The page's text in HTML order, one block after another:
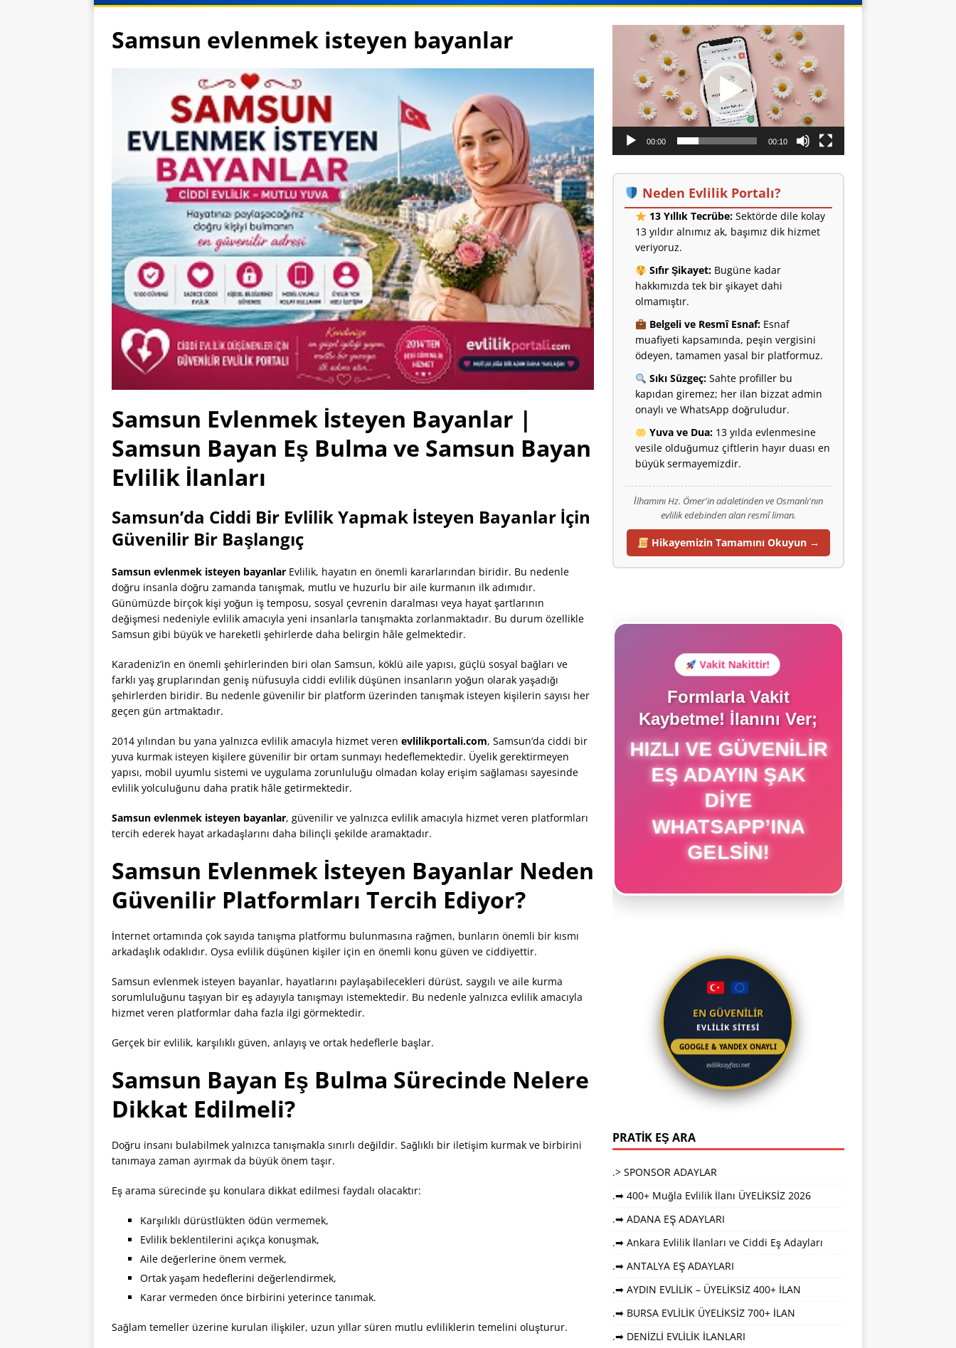
Samsun evlenmek isteyen bayanlar
Samsun Evlenmek İsteyen Bayanlar |
Samsun Bayan Eş Bulma ve Samsun Bayan
Evlilik İlanları
Samsun’da Ciddi Bir Evlilik Yapmak İsteyen Bayanlar İçin
Güvenilir Bir Başlangıç
Samsun evlenmek isteyen bayanlar Evlilik, hayatın en önemli kararlarından biridir. Bu nedenle
doğru insanla doğru zamanda tanışmak, mutlu ve huzurlu bir aile kurmanın ilk adımıdır.
Günümüzde birçok kişi yoğun iş temposu, sosyal çevrenin daralması veya hayat şartlarının
değişmesi nedeniyle evlilik amacıyla yeni insanlarla tanışmakta zorlanmaktadır. Bu durum özellikle
Samsun gibi büyük ve hareketli şehirlerde daha belirgin hâle gelmektedir.
Karadeniz’in en önemli şehirlerinden biri olan Samsun, köklü aile yapısı, güçlü sosyal bağları ve
farklı yaş gruplarından geniş nüfusuyla ciddi evlilik düşünen insanların yoğun olarak yaşadığı
şehirlerden biridir. Bu nedenle güvenilir bir platform üzerinden tanışmak isteyen kişilerin sayısı her
geçen gün artmaktadır.
2014 yılından bu yana yalnızca evlilik amacıyla hizmet veren evlilikportali.com, Samsun’da ciddi bir
yuva kurmak isteyen kişilere güvenilir bir ortam sunmayı hedeflemektedir. Üyelik gerektirmeyen
yapısı, mobil uyumlu sistemi ve uygulama zorunluluğu olmadan kolay erişim sağlaması sayesinde
evlilik yolculuğunu daha pratik hâle getirmektedir.
Samsun evlenmek isteyen bayanlar, güvenilir ve yalnızca evlilik amacıyla hizmet veren platformları
tercih ederek hayat arkadaşlarını daha bilinçli şekilde aramaktadır.
Samsun Evlenmek İsteyen Bayanlar Neden
Güvenilir Platformları Tercih Ediyor?
İnternet ortamında çok sayıda tanışma platformu bulunmasına rağmen, bunların önemli bir kısmı
arkadaşlık odaklıdır. Oysa evlilik düşünen kişiler için en önemli konu güven ve ciddiyettir.
Samsun evlenmek isteyen bayanlar, hayatlarını paylaşabilecekleri dürüst, saygılı ve aile kurma
sorumluluğunu taşıyan bir eş adayıyla tanışmayı istemektedir. Bu nedenle yalnızca evlilik amacıyla
hizmet veren platformlar daha fazla ilgi görmektedir.
Gerçek bir evlilik, karşılıklı güven, anlayış ve ortak hedeflerle başlar.
Samsun Bayan Eş Bulma Sürecinde Nelere
Dikkat Edilmeli?
Doğru insanı bulabilmek yalnızca tanışmakla sınırlı değildir. Sağlıklı bir iletişim kurmak ve birbirini
tanımaya zaman ayırmak da büyük önem taşır.
Eş arama sürecinde şu konulara dikkat edilmesi faydalı olacaktır:
Karşılıklı dürüstlükten ödün vermemek,
Evlilik beklentilerini açıkça konuşmak,
Aile değerlerine önem vermek,
Ortak yaşam hedeflerini değerlendirmek,
Karar vermeden önce birbirini yeterince tanımak.
Sağlam temeller üzerine kurulan ilişkiler, uzun yıllar süren mutlu evliliklerin temelini oluşturur.
oynatıcı
00:00 00:10
Neden Evlilik Portalı?
13 Yıllık Tecrübe:Sektörde dile kolay
13 yıldır alnımız ak, başımız dik hizmet
veriyoruz.
Sıfır Şikayet:Bugüne kadar
hakkımızda tek bir şikayet dahi
olmamıştır.
Belgeli ve Resmî Esnaf:Esnaf
muafiyeti kapsamında, peşin vergisini
ödeyen, tamamen yasal bir platformuz.
Sıkı Süzgeç:Sahte profiller bu
kapıdan giremez; her ilan bizzat admin
onaylı ve WhatsApp doğruludur.
Yuva ve Dua:13 yılda evlenmesine
vesile olduğumuz çiftlerin hayır duası en
büyük sermayemizdir.
İlhamını Hz. Ömer'in adaletinden ve Osmanlı'nın
evlilik edebinden alan resmî liman.
Hikayemizin Tamamını Okuyun →
Vakit Nakittir!
Formlarla Vakit
Kaybetme! İlanını Ver;
HIZLI VE GÜVENILIR
EŞ ADAYIN ŞAK
DIYE
WHATSAPP’INA
GELSIN!
EN GÜVENİLİR
EVLİLİK SİTESİ
GOOGLE & YANDEX ONAYLI
evliliksayfasi.net
PRATİK EŞ ARA
.> SPONSOR ADAYLAR
.➡ 400+ Muğla Evlilik İlanı ÜYELİKSİZ 2026
.➡ ADANA EŞ ADAYLARI
.➡ Ankara Evlilik İlanları ve Ciddi Eş Adayları
.➡ ANTALYA EŞ ADAYLARI
.➡ AYDIN EVLİLİK – ÜYELİKSİZ 400+ İLAN
.➡ BURSA EVLİLİK ÜYELİKSİZ 700+ İLAN
.➡ DENİZLİ EVLİLİK İLANLARI